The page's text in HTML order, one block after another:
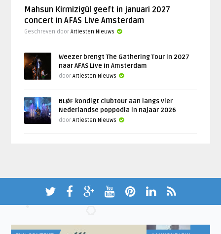
Mahsun Kirmizigül geeft in januari 2027
concert in AFAS Live Amsterdam
Geschreven doorArtiesten Nieuws
Weezer brengt The Gathering Tour in 2027
naar AFAS Live in Amsterdam
doorArtiesten Nieuws
BLØF kondigt clubtour aan langs vier
Nederlandse poppodia in najaar 2026
doorArtiesten Nieuws